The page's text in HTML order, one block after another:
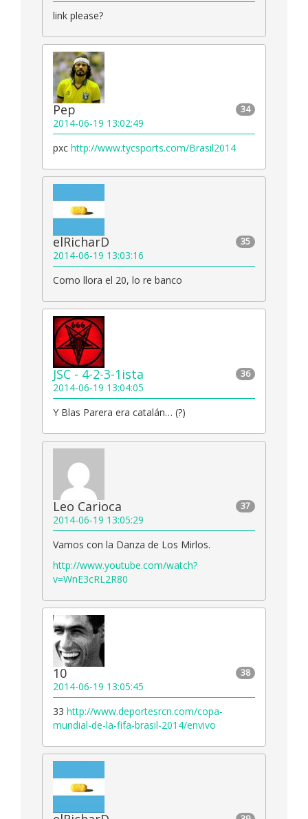
link please?
34
Pep
2014-06-19 13:02:49
pxc http://www.tycsports.com/Brasil2014
35
elRicharD
2014-06-19 13:03:16
Como llora el 20, lo re banco
36
JSC - 4-2-3-1ista
2014-06-19 13:04:05
Y Blas Parera era catalán… (?)
37
Leo Carioca
2014-06-19 13:05:29
Vamos con la Danza de Los Mirlos.
http://www.youtube.com/watch?
v=WnE3cRL2R80
38
10
2014-06-19 13:05:45
33 http://www.deportesrcn.com/copa-
mundial-de-la-fifa-brasil-2014/envivo